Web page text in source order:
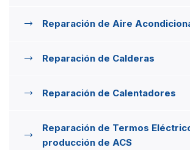
Reparación de Aire
Reparación de Calderas
Reparación de Calentadores
Reparación de Termos
producción de ACS